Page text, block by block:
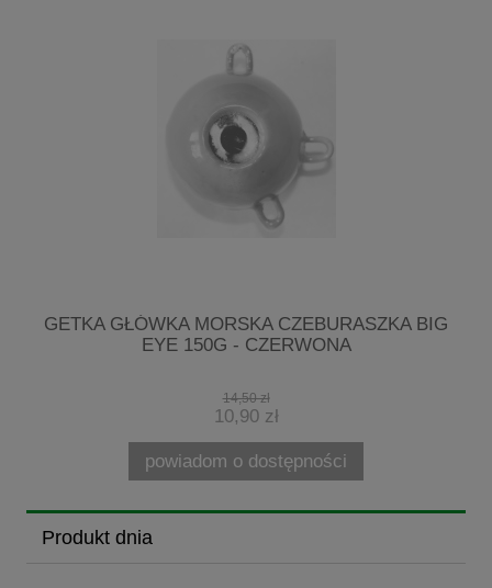
GETKA GŁÓWKA MORSKA CZEBURASZKA BIG
EYE 150G - CZERWONA
14,50 zł
10,90 zł
powiadom o dostępności
Produkt dnia